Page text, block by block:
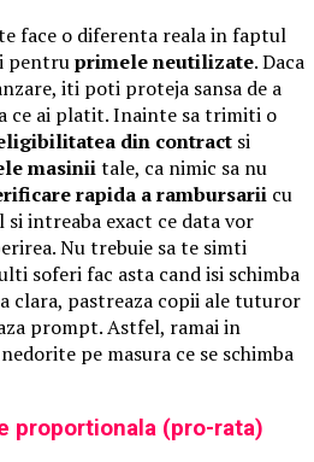
face o diferenta reala in faptul
pentruprimele neutilizate. Daca
iti poti proteja sansa de a
ce ai platit. Inainte sa trimiti o
din contract si
masiniitale, ca nimic sa nu
rapida a rambursarii cu
intreaba exact ce data vor
Nu trebuie sa te simti
soferi fac asta cand isi schimba
clara, pastreaza copii ale tuturor
prompt. Astfel, ramai in
pe masura ce se schimba
proportionala (pro-rata)